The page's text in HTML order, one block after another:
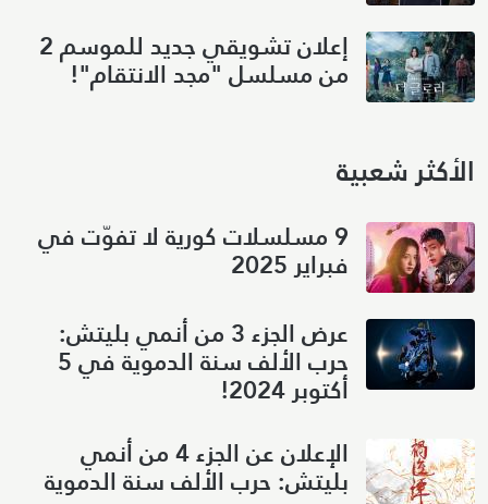
إعلان تشويقي جديد للموسم 2
من مسلسل "مجد الانتقام"!
الأكثر شعبية
9 مسلسلات كورية لا تفوّت في
فبراير 2025
عرض الجزء 3 من أنمي بليتش:
حرب الألف سنة الدموية في 5
أكتوبر 2024!
الإعلان عن الجزء 4 من أنمي
بليتش: حرب الألف سنة الدموية